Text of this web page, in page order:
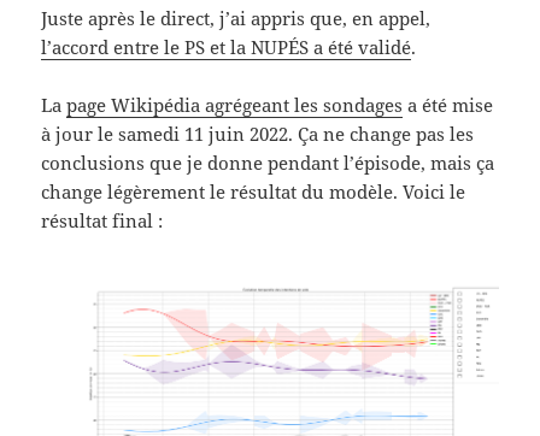
Juste après le direct, j’ai appris que, en appel,
l’accord entre le PS et la NUPÉS a été validé.
Lapage Wikipédia agrégeant les sondages a été mise
à jour le samedi 11 juin 2022. Ça ne change pas les
conclusions que je donne pendant l’épisode, mais ça
change légèrement le résultat du modèle. Voici le
résultat final :